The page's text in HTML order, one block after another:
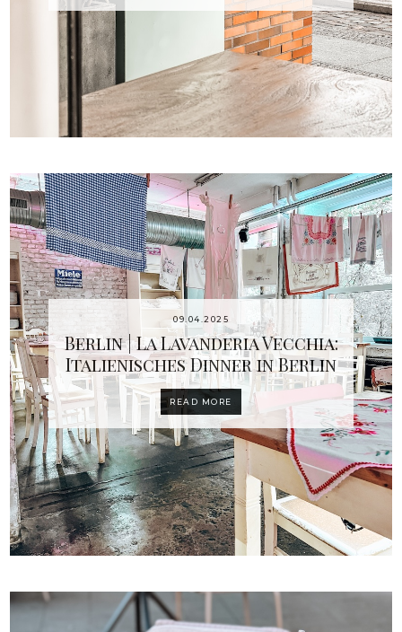
09.04.2025
Berlin | La Lavanderia Vecchia:
Italienisches Dinner in Berlin
READ MORE